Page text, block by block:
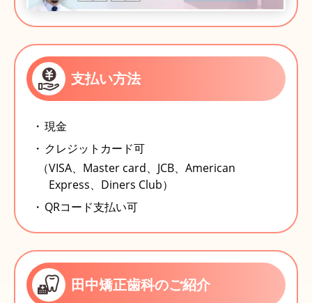
支払い方法
現金
クレジットカード可
（VISA、Master card、JCB、American
Express、Diners Club）
QRコード支払い可
田中矯正歯科のご紹介